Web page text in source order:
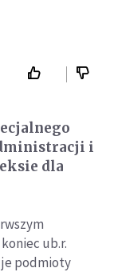
i
dla
ub.r.
je podmioty